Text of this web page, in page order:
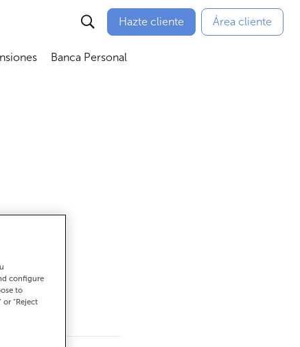
Hazte cliente Área cliente
Abrir submenú
Banca Personal
configure
to
or "Reject